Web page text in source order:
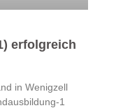
erfolgreich
in Wenigzell
1